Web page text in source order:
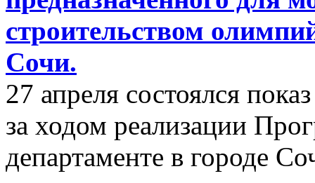
строительством
Сочи.
27 апреля состоялся
за ходом реализации
департаменте в городе